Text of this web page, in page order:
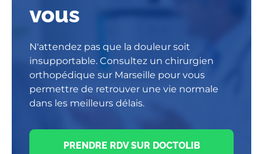
vous
N'attendez pas que la douleur soit
insupportable. Consultez un chirurgien
orthopédique sur Marseille pour vous
permettre de retrouver une vie normale
dans les meilleurs délais.
PRENDRE RDV SUR DOCTOLIB